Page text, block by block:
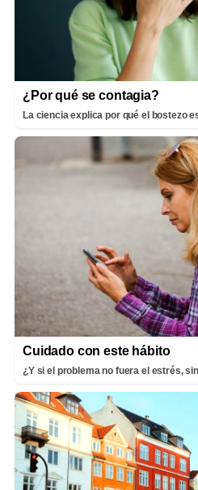
¿Por qué se contagia?
La ciencia explica por qué el bostezo
Cuidado con este hábito
¿Y si el problema no fuera el estrés,